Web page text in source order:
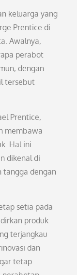
keluarga yang
Prentice di
Awalnya,
perabot
dengan
tersebut
Prentice,
membawa
Hal ini
dikenal di
tangga dengan
setia pada
produk
terjangkau
dan
tetap